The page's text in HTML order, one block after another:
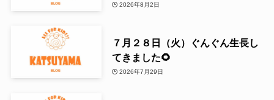
2026年8月2日
７月２８日（火）ぐんぐん生長し
てきました🌻
2026年7月29日